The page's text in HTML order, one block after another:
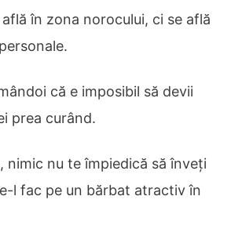
în zona norocului, ci se află
că e imposibil să devii
prea curând.
nimic nu te împiedică să înveți
l fac pe un bărbat atractiv în